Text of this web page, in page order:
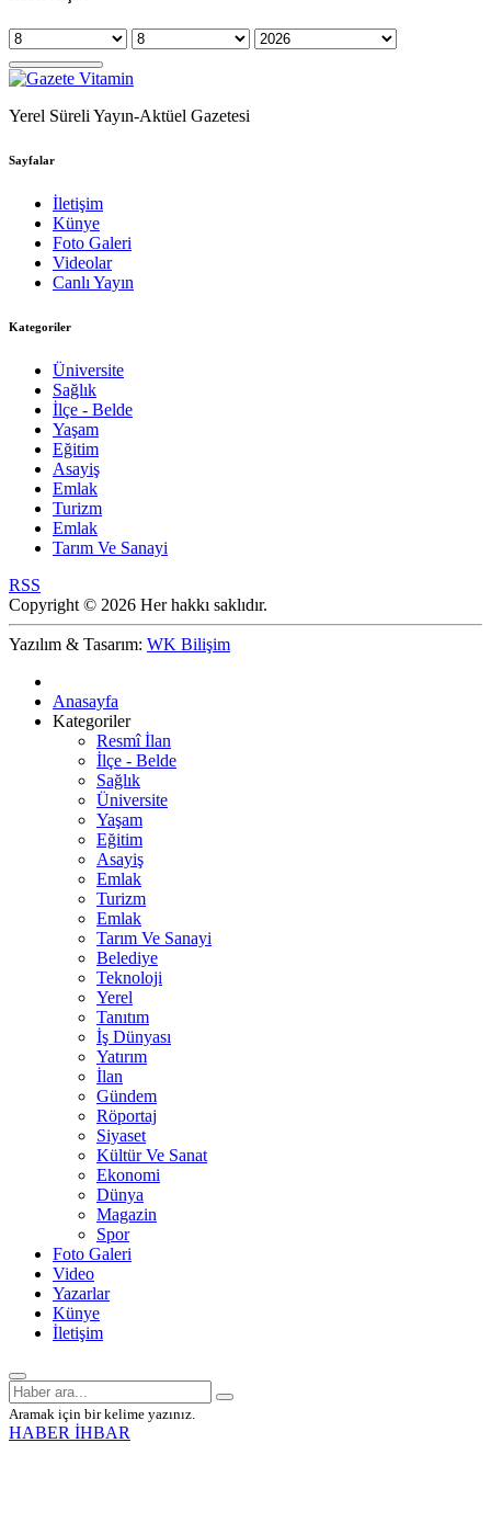
Yerel Süreli Yayın-Aktüel Gazetesi
Sayfalar
İletişim
Künye
Foto Galeri
Videolar
Canlı Yayın
Kategoriler
Üniversite
Sağlık
İlçe - Belde
Yaşam
Eğitim
Asayiş
Emlak
Turizm
Emlak
Tarım Ve Sanayi
RSS
Copyright © 2026 Her hakkı saklıdır.
Yazılım & Tasarım: WK Bilişim
Anasayfa
Kategoriler
Resmî İlan
İlçe - Belde
Sağlık
Üniversite
Yaşam
Eğitim
Asayiş
Emlak
Turizm
Emlak
Tarım Ve Sanayi
Belediye
Teknoloji
Yerel
Tanıtım
İş Dünyası
Yatırım
İlan
Gündem
Röportaj
Siyaset
Kültür Ve Sanat
Ekonomi
Dünya
Magazin
Spor
Foto Galeri
Video
Yazarlar
Künye
İletişim
Aramak için bir kelime yazınız.
HABER İHBAR